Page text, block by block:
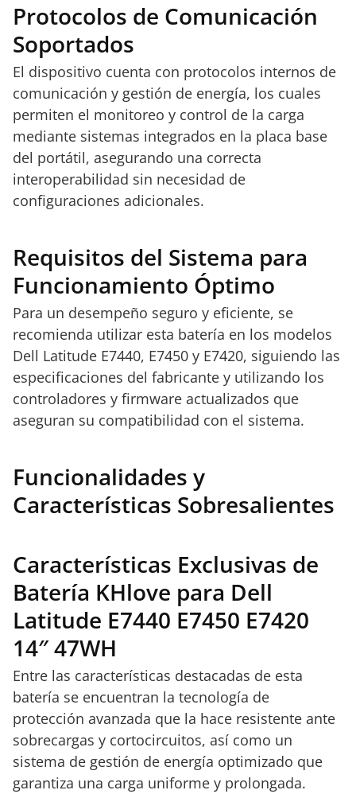
Protocolos de Comunicación
Soportados
El dispositivo cuenta con protocolos internos de
comunicación y gestión de energía, los cuales
permiten el monitoreo y control de la carga
mediante sistemas integrados en la placa base
del portátil, asegurando una correcta
interoperabilidad sin necesidad de
configuraciones adicionales.
Requisitos del Sistema para
Funcionamiento Óptimo
Para un desempeño seguro y eficiente, se
recomienda utilizar esta batería en los modelos
Dell Latitude E7440, E7450 y E7420, siguiendo las
especificaciones del fabricante y utilizando los
controladores y firmware actualizados que
aseguran su compatibilidad con el sistema.
Funcionalidades y
Características Sobresalientes
Características Exclusivas de
Batería KHlove para Dell
Latitude E7440 E7450 E7420
14″ 47WH
Entre las características destacadas de esta
batería se encuentran la tecnología de
protección avanzada que la hace resistente ante
sobrecargas y cortocircuitos, así como un
sistema de gestión de energía optimizado que
garantiza una carga uniforme y prolongada.